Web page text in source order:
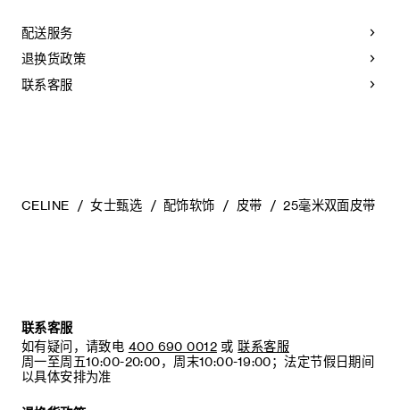
为了确保您的腰带历久弥新，我们建议您：
- 避免接触水、油脂、香水和化妆品。如果您的腰带不慎接触到
水，应立即以柔软的浅色吸水布轻拭干净。
配送服务
退换货政策
联系客服
CELINE 女士甄选 配饰软饰 皮带 25毫米双面皮带（
联系客服
如有疑问，请致电 400 690 0012 或 联系客服
周一至周五10:00-20:00，周末10:00-19:00；法定节假日期间
以具体安排为准